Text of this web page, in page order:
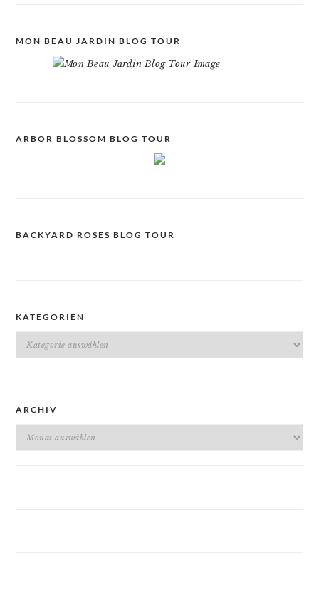
MON BEAU JARDIN BLOG TOUR
ARBOR BLOSSOM BLOG TOUR
BACKYARD ROSES BLOG TOUR
KATEGORIEN
Kategorien
ARCHIV
Archiv